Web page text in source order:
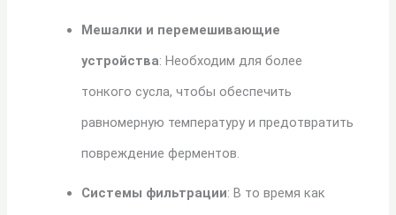
Мешалки и перемешивающие
устройства: Необходим для более
тонкого сусла, чтобы обеспечить
равномерную температуру и предотвратить
повреждение ферментов.
Системы фильтрации: В то время как